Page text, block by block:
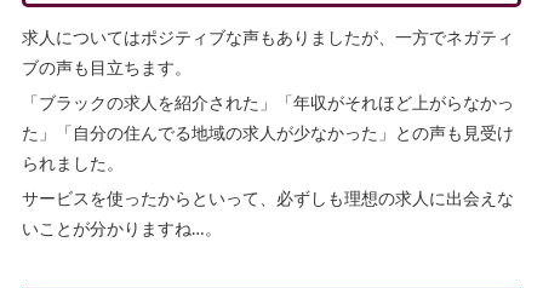
求人についてはポジティブな声もありましたが、一方でネガティ
ブの声も目立ちます。
「ブラックの求人を紹介された」「年収がそれほど上がらなかっ
た」「自分の住んでる地域の求人が少なかった」との声も見受け
られました。
サービスを使ったからといって、必ずしも理想の求人に出会えな
いことが分かりますね…。